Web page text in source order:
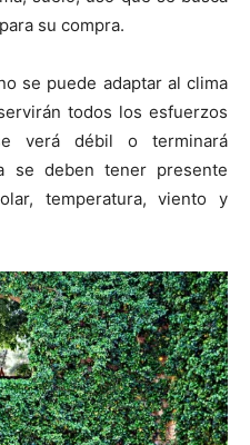
su compra.
se puede adaptar al clima
todos los esfuerzos
verá débil o terminará
se deben tener presente
temperatura, viento y